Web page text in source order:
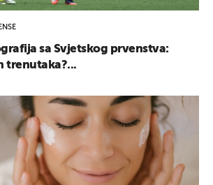
sa Svjetskog prvenstva:
trenutaka?...